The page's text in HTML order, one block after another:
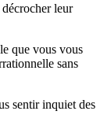
leur
que vous vous
sans
sentir inquiet des